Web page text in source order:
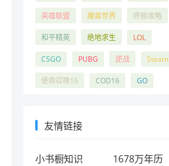
英雄联盟 魔兽世界 终极攻略
和平精英 绝地求生 LOL
CSGO PUBG 逆战 Steam
使命召唤16 COD16 GO
友情链接
小书橱知识 1678万年历